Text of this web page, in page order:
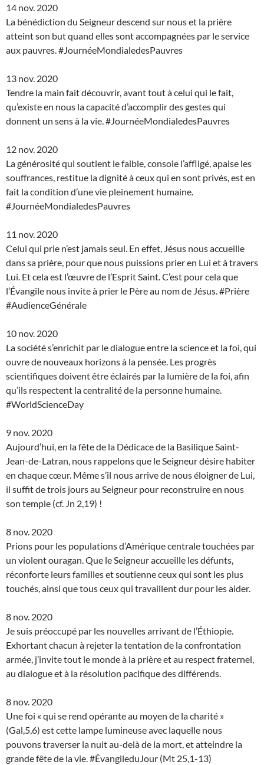
14 nov. 2020
La bénédiction du Seigneur descend sur nous et la prière
atteint son but quand elles sont accompagnées par le service
aux pauvres. #JournéeMondialedesPauvres
13 nov. 2020
Tendre la main fait découvrir, avant tout à celui qui le fait,
qu’existe en nous la capacité d’accomplir des gestes qui
donnent un sens à la vie. #JournéeMondialedesPauvres
12 nov. 2020
La générosité qui soutient le faible, console l’affligé, apaise les
souffrances, restitue la dignité à ceux qui en sont privés, est en
fait la condition d’une vie pleinement humaine.
#JournéeMondialedesPauvres
11 nov. 2020
Celui qui prie n’est jamais seul. En effet, Jésus nous accueille
dans sa prière, pour que nous puissions prier en Lui et à travers
Lui. Et cela est l’œuvre de l’Esprit Saint. C’est pour cela que
l’Évangile nous invite à prier le Père au nom de Jésus. #Prière
#AudienceGénérale
10 nov. 2020
La société s’enrichit par le dialogue entre la science et la foi, qui
ouvre de nouveaux horizons à la pensée. Les progrès
scientifiques doivent être éclairés par la lumière de la foi, afin
qu’ils respectent la centralité de la personne humaine.
#WorldScienceDay
9 nov. 2020
Aujourd’hui, en la fête de la Dédicace de la Basilique Saint-
Jean-de-Latran, nous rappelons que le Seigneur désire habiter
en chaque cœur. Même s’il nous arrive de nous éloigner de Lui,
il suffit de trois jours au Seigneur pour reconstruire en nous
son temple (cf. Jn 2,19) !
8 nov. 2020
Prions pour les populations d’Amérique centrale touchées par
un violent ouragan. Que le Seigneur accueille les défunts,
réconforte leurs familles et soutienne ceux qui sont les plus
touchés, ainsi que tous ceux qui travaillent dur pour les aider.
8 nov. 2020
Je suis préoccupé par les nouvelles arrivant de l’Éthiopie.
Exhortant chacun à rejeter la tentation de la confrontation
armée, j’invite tout le monde à la prière et au respect fraternel,
au dialogue et à la résolution pacifique des différends.
8 nov. 2020
Une foi « qui se rend opérante au moyen de la charité »
(Gal,5,6) est cette lampe lumineuse avec laquelle nous
pouvons traverser la nuit au-delà de la mort, et atteindre la
grande fête de la vie. #ÉvangileduJour (Mt 25,1-13)